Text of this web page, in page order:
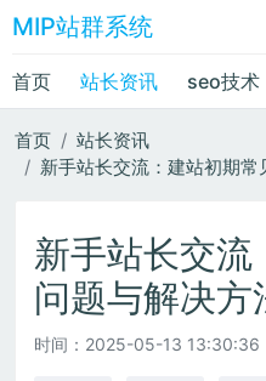
MIP站群系统
首页 站长资讯 seo技术
首页
站长资讯
新手站长交流：建站初期
新手站长交
问题与解决方
时间： 2025-05-13 13:30:36